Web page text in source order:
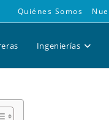
Quiénes Somos
Ingenierías